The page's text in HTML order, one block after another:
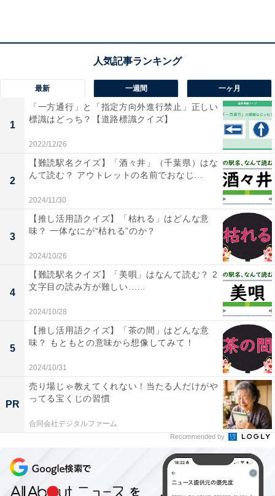
最新 一週間 一ヶ月
1
「一方通行」と「指定方向外進行禁止」正しい
標識はどっち？【道路標識クイズ】
2022/12/26
2
【難読駅名クイズ】「酒々井」（千葉県）はな
んて読む？ アウトレットの名前でおなじ...
2024/11/30
3
【推し活用語クイズ】「枯れる」はどんな意
味？ 一体なにが“枯れる”のか？
2024/10/26
4
【難読駅名クイズ】「美唄」はなんて読む？ 2
文字目の読み方が難しい……
2024/10/28
5
【推し活用語クイズ】「茶の間」はどんな意
味？ もともとの意味から想像してみて！
2024/10/31
PR
売り場じゃ教えてくれない！当たる人だけがや
ってる宝くじの習慣
合同会社デジタルファーム
Recommended by